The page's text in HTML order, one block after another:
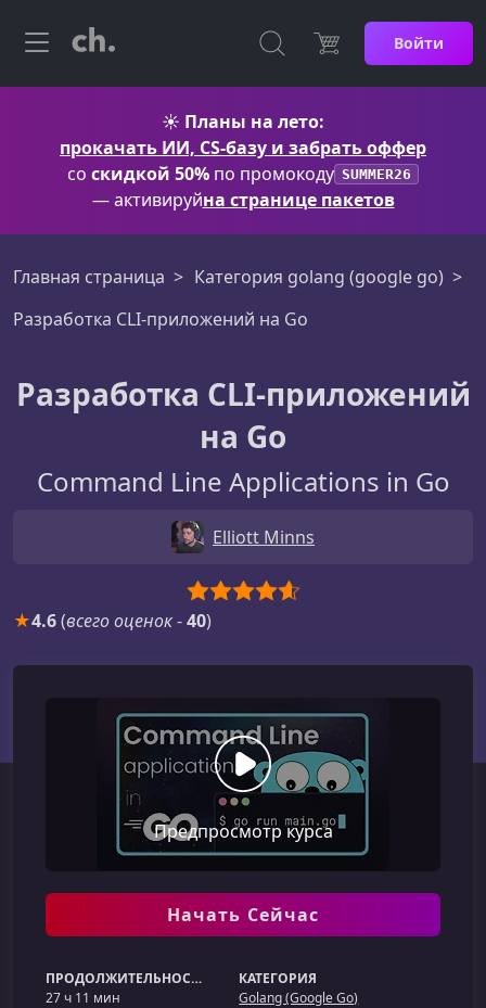
Войти
☀️ Планы на лето:
прокачать ИИ, CS-базу и забрать оффер
со скидкой 50% по промокоду SUMMER26
— активируйна странице пакетов
Главная страница
Категория golang (google go)
Разработка CLI-приложений на Go
Разработка CLI-приложений
на Go
Command Line Applications in Go
Elliott Minns
★4.6(всего оценок-40)
Предпросмотр курса
Начать Сейчас
ПРОДОЛЖИТЕЛЬНОСТЬ
27 ч 11 мин
КАТЕГОРИЯ
Golang (Google Go)